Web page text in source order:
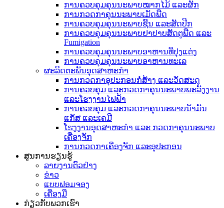
ການຄວບຄຸມຄຸນນະພາບໝາກໄມ້ ແລະຜັກ
ການກວດກາຄຸນນະພາບເມັດພືດ
ການຄວບຄຸມຄຸນນະພາບຊີ້ນ ແລະສັດປີກ
ການຄວບຄຸມຄຸນນະພາບຢາປາບສັດຕູພືດ ແລະ
Fumigation
ການຄວບຄຸມຄຸນນະພາບອາຫານທີ່ປຸງແຕ່ງ
ການຄວບຄຸມຄຸນນະພາບອາຫານທະເລ
ຜະລິດຕະພັນອຸດສາຫະກໍາ
ການກວດກາອຸປະກອນກໍ່ສ້າງ ແລະວັດສະດຸ
ການຄວບຄຸມ ແລະກວດກາຄຸນນະພາບພະລັງງານ
ແລະໂຮງງານໄຟຟ້າ
ການຄວບຄຸມ ແລະກວດກາຄຸນນະພາບນ້ຳມັນ
ແກັສ ແລະເຄມີ
ໂຮງງານອຸດສາຫະກຳ ແລະ ກວດກາຄຸນນະພາບ
ເຄື່ອງຈັກ
ການກວດກາເຄື່ອງຈັກ ແລະອຸປະກອນ
ສູນການຮຽນຮູ້
ລາຍງານຕົວຢ່າງ
ຂ່າວ
ແບບຟອມຈອງ
ເຄື່ອງມື
ກ່ຽວກັບພວກເຮົາ